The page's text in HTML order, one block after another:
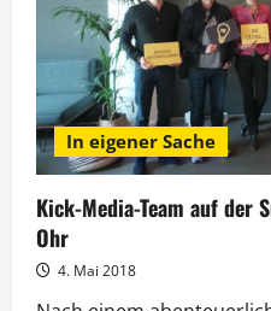
In eigener Sache
Kick-Media-Team auf der
Ohr
4. Mai 2018